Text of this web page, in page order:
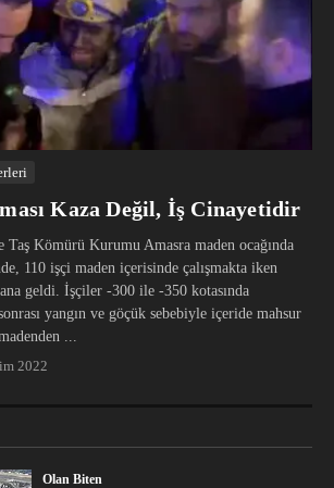
Kaza Değil, İş Cinayetidir
Kömürü Kurumu Amasra maden ocağında
110 işçi maden içerisinde çalışmakta iken
geldi. İşçiler -300 ile -350 kotasında
yangın ve göçük sebebiyle içeride mahsur
...
2022
Olan Biten